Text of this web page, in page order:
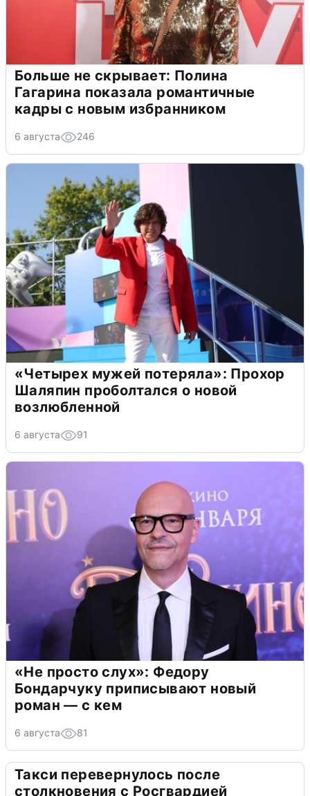
Больше не скрывает: Полина
Гагарина показала романтичные
кадры с новым избранником
6 августа 246
«Четырех мужей потеряла»: Прохор
Шаляпин проболтался о новой
возлюбленной
6 августа 91
«Не просто слух»: Федору
Бондарчуку приписывают новый
роман — с кем
6 августа 81
Такси перевернулось после
столкновения с Росгвардией